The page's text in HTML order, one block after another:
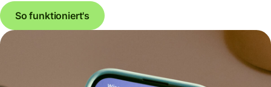
So funktioniert's